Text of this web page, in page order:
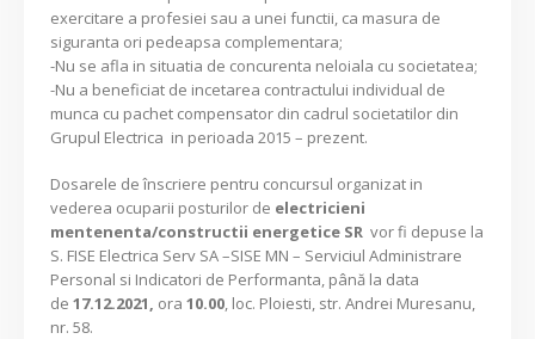
exercitare a profesiei sau a unei functii, ca masura de
siguranta ori pedeapsa complementara;
-Nu se afla in situatia de concurenta neloiala cu societatea;
-Nu a beneficiat de incetarea contractului individual de
munca cu pachet compensator din cadrul societatilor din
Grupul Electrica in perioada 2015 – prezent.
Dosarele de înscriere pentru concursul organizat in
vederea ocuparii posturilor de electricieni
mentenenta/constructii energetice SR vor fi depuse la
S. FISE Electrica Serv SA –SISE MN – Serviciul Administrare
Personal si Indicatori de Performanta, până la data
de17.12.2021, ora10.00, loc. Ploiesti, str. Andrei Muresanu,
nr. 58.